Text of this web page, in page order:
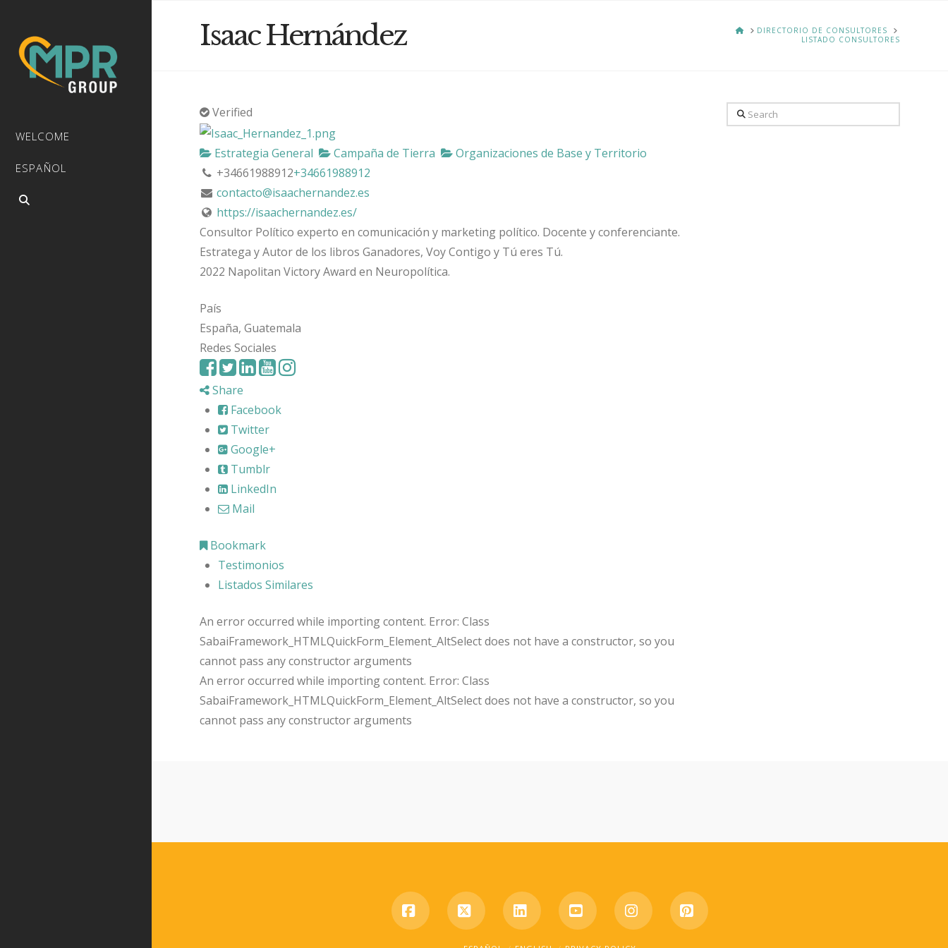
WELCOME
ESPAÑOL
Isaac Hernández HOMEDIRECTORIO DE CONSULTORES
LISTADO CONSULTORES
Verified
Estrategia General Campaña de Tierra
Organizaciones de Base y Territorio
+34661988912+34661988912
contacto@isaachernandez.es
https://isaachernandez.es/
Consultor Político experto en comunicación y marketing político. Docente y conferenciante.
Estratega y Autor de los libros Ganadores, Voy Contigo y Tú eres Tú.
2022 Napolitan Victory Award en Neuropolítica.
País
España, Guatemala
Redes Sociales
Share
Facebook
Twitter
Google+
Tumblr
LinkedIn
Mail
Bookmark
Testimonios
Listados Similares
An error occurred while importing content. Error: Class
SabaiFramework_HTMLQuickForm_Element_AltSelect does not have a constructor, so you
cannot pass any constructor arguments
An error occurred while importing content. Error: Class
SabaiFramework_HTMLQuickForm_Element_AltSelect does not have a constructor, so you
cannot pass any constructor arguments
Search